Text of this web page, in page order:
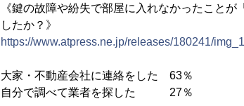
《鍵の故障や紛失で部屋に入れなかったこと
したか？》
https://www.atpress.ne.jp/releases/180241/
大家・不動産会社に連絡をした 63％
自分で調べて業者を探した 27％